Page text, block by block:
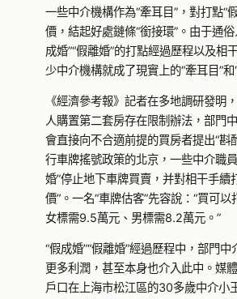
一些中介機構作為“牽耳目”，對打點“
價，結起好處鏈條“銜接環”。由于通
成婚”“假離婚”的打點經過歷程以及相
少中介機構就成了現實上的“牽耳目”和
《經濟參考報》記者在多地調研發明
人購置第二套房存在限制辦法，部門
會直接向不合適前提的買房者提出“斟
行車牌搖號政策的北京，一些中介職
婚”停止地下車牌買賣，并對相干手續
價”。一名“車牌估客”先容說：“買可
女標需9.5萬元、男標需8.2萬元。”
“假成婚”“假離婚”經過歷程中，部門
更多利潤，甚至本身也介入此中。媒
戶口在上海市松江區的30多歲中介小